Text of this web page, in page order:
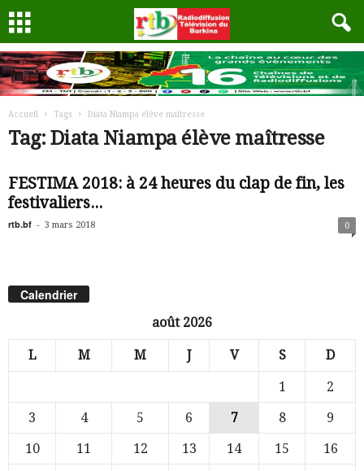
Accueil Tags Diata Niampa élève maîtresse
Tag: Diata Niampa élève maîtresse
FESTIMA 2018: à 24 heures du clap de fin, les
festivaliers...
rtb.bf - 3 mars 2018 0
Calendrier
août 2026
L M M J V S D
1
2
3
4 5 6 7 8
9
10
11 12 13 14 15
16